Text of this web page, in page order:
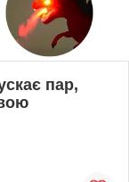
пар,